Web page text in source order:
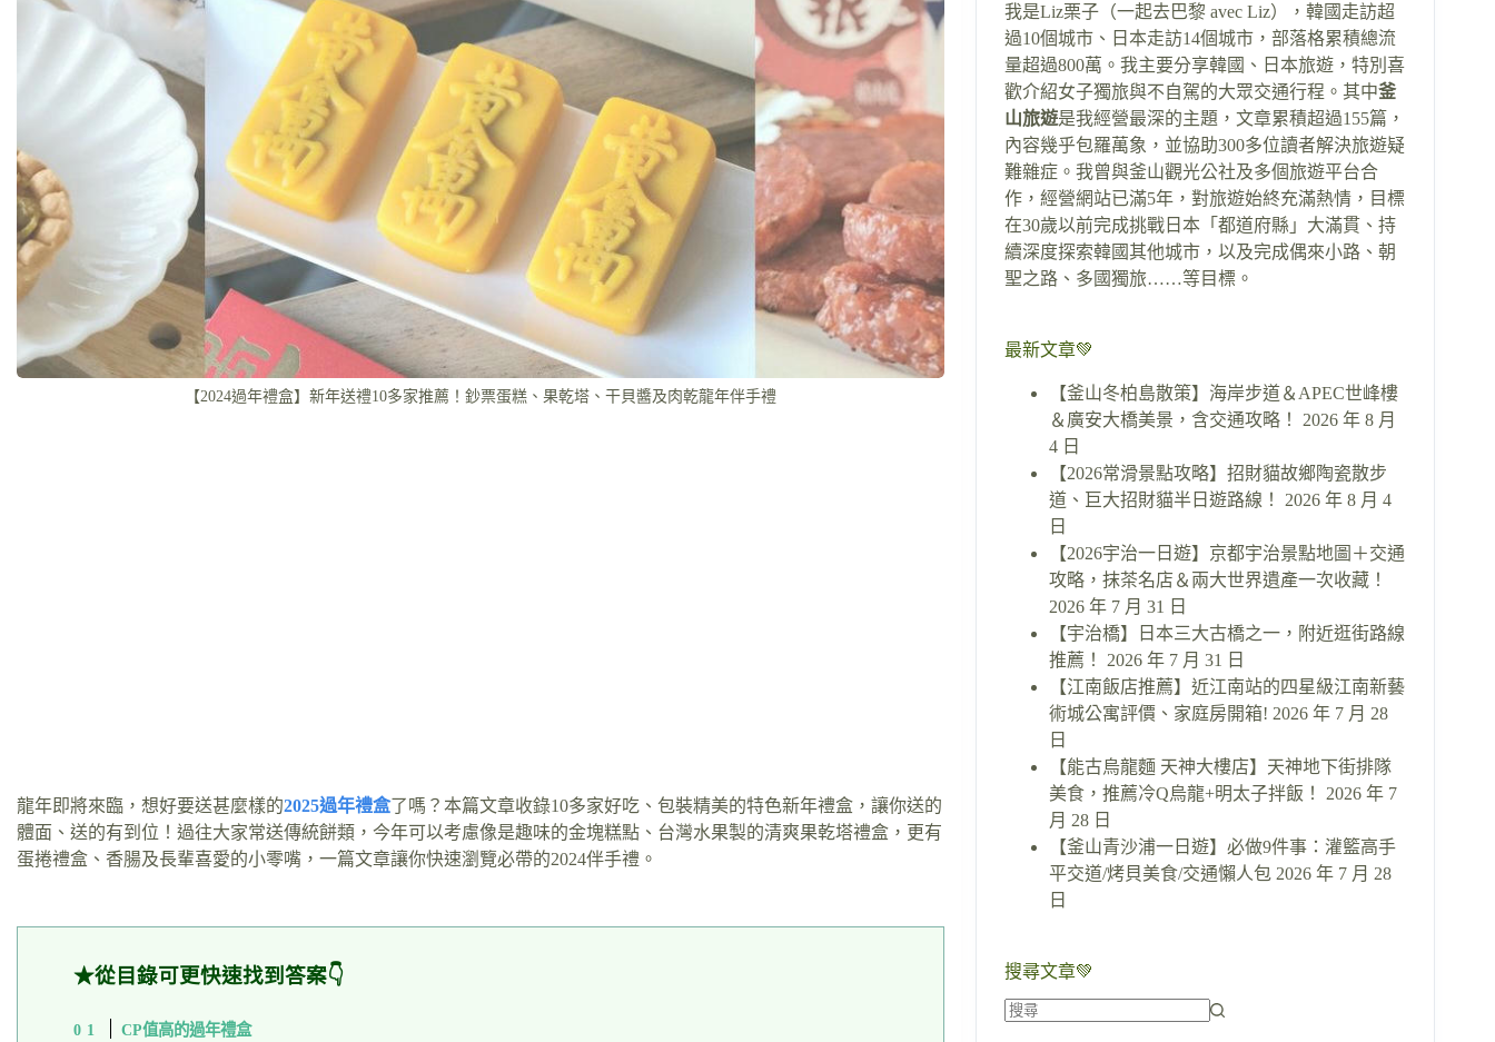
【2024過年禮盒】新年送禮10多家推薦！鈔票蛋糕、果乾塔、干貝醬及肉乾龍年伴手禮
龍年即將來臨，想好要送甚麼樣的2025過年禮盒了嗎？本篇文章收錄10多家好吃、包裝精美的特色新年禮盒，讓你送的
體面、送的有到位！過往大家常送傳統餅類，今年可以考慮像是趣味的金塊糕點、台灣水果製的清爽果乾塔禮盒，更有
蛋捲禮盒、香腸及長輩喜愛的小零嘴，一篇文章讓你快速瀏覽必帶的2024伴手禮。
★從目錄可更快速找到答案👇
CP值高的過年禮盒
我是Liz栗子（一起去巴黎 avec Liz），韓國走訪超
過10個城市、日本走訪14個城市，部落格累積總流
量超過800萬。我主要分享韓國、日本旅遊，特別喜
歡介紹女子獨旅與不自駕的大眾交通行程。其中釜
山旅遊是我經營最深的主題，文章累積超過155篇，
內容幾乎包羅萬象，並協助300多位讀者解決旅遊疑
難雜症。我曾與釜山觀光公社及多個旅遊平台合
作，經營網站已滿5年，對旅遊始終充滿熱情，目標
在30歲以前完成挑戰日本「都道府縣」大滿貫、持
續深度探索韓國其他城市，以及完成偶來小路、朝
聖之路、多國獨旅……等目標。
最新文章💚
【釜山冬柏島散策】海岸步道＆APEC世峰樓
＆廣安大橋美景，含交通攻略！
2026 年 8 月
4 日
【2026常滑景點攻略】招財貓故鄉陶瓷散步
道、巨大招財貓半日遊路線！
2026 年 8 月 4
日
【2026宇治一日遊】京都宇治景點地圖＋交通
攻略，抹茶名店＆兩大世界遺產一次收藏！
2026 年 7 月 31 日
【宇治橋】日本三大古橋之一，附近逛街路線
推薦！
2026 年 7 月 31 日
【江南飯店推薦】近江南站的四星級江南新藝
術城公寓評價、家庭房開箱! 2026 年 7 月 28
日
【能古烏龍麵 天神大樓店】天神地下街排隊
美食，推薦冷Q烏龍+明太子拌飯！
2026 年 7
月 28 日
【釜山青沙浦一日遊】必做9件事：灌籃高手
平交道/烤貝美食/交通懶人包 2026 年 7 月 28
日
搜尋文章💚